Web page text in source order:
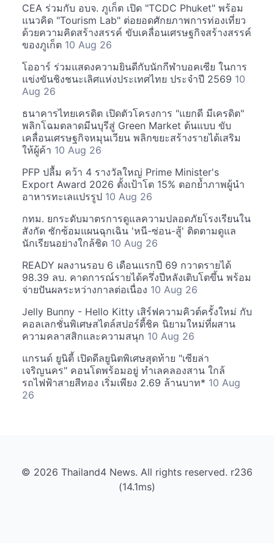
CEA ร่วมกับ อบจ. ภูเก็ต เปิด "TCDC Phuket" พร้อม
แนวคิด "Tourism Lab" ต่อยอดศักยภาพการท่องเที่ยว
ด้วยความคิดสร้างสรรค์ ขับเคลื่อนเศรษฐกิจสร้างสรรค์
ของภูเก็ต 10 Aug 26
โออาร์ ร่วมแสดงความยินดีกับนักกีฬาบอคเซีย ในการ
แข่งขันชิงชนะเลิศแห่งประเทศไทย ประจำปี 2569 10
Aug 26
ธนาคารไทยเครดิต เปิดตัวโครงการ "แยกดี มีเครดิต"
พลิกโฉมตลาดมีนบุรีสู่ Green Market ต้นแบบ ขับ
เคลื่อนเศรษฐกิจหมุนเวียน พลิกขยะสร้างรายได้เสริม
ให้ผู้ค้า 10 Aug 26
PFP ปลื้ม คว้า 4 รางวัลใหญ่ Prime Minister's
Export Award 2026 ตั้งเป้าโต 15% ตอกย้ำภาพผู้นำ
อาหารทะเลแปรรูป 10 Aug 26
กทม. ยกระดับมาตรการดูแลความปลอดภัยโรงเรียนใน
สังกัด ซักซ้อมแผนฉุกเฉิน 'หนี-ซ่อน-สู้' ติดตามดูแล
นักเรียนอย่างใกล้ชิด 10 Aug 26
READY ผลงานรอบ 6 เดือนแรกปี 69 กวาดรายได้
98.39 ลบ. คาดการณ์รายได้ครึ่งปีหลังเติบโตขึ้น พร้อม
จ่ายปันผลระหว่างกาลต่อเนื่อง 10 Aug 26
Jelly Bunny - Hello Kitty เสิร์ฟความคิวต์ครั้งใหม่ กับ
คอลเลกชั่นพิเศษสไตล์สปอร์ตี้ชิค นิยามใหม่ที่ผสาน
ความคลาสสิกและความสนุก 10 Aug 26
แกรนด์ ยูนิตี้ เปิดดีลยูนิตพิเศษสุดท้าย "เซียล่า
เจริญนคร" คอนโดพร้อมอยู่ ทำเลคลองสาน ใกล้
รถไฟฟ้าสายสีทอง เริ่มเพียง 2.69 ล้านบาท* 10 Aug
26
© 2026 Thailand4 News. All rights reserved. r236
(14.1ms)